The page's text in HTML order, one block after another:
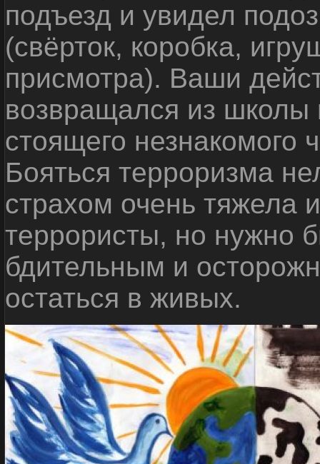
подъезд и увидел
(свёрток, коробка,
присмотра). Ваши
возвращался из школы
стоящего незнакомого
Бояться терроризма
страхом очень тяжела
террористы, но нужно
бдительным и
остаться в живых.